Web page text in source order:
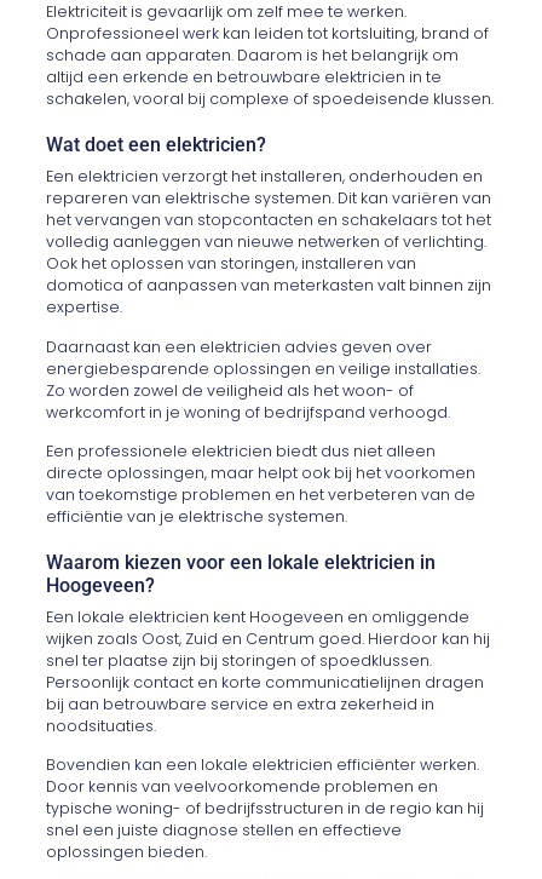
Elektriciteit is gevaarlijk om zelf mee te werken.
Onprofessioneel werk kan leiden tot kortsluiting, brand of
schade aan apparaten. Daarom is het belangrijk om
altijd een erkende en betrouwbare elektricien in te
schakelen, vooral bij complexe of spoedeisende klussen.
Wat doet een elektricien?
Een elektricien verzorgt het installeren, onderhouden en
repareren van elektrische systemen. Dit kan variëren van
het vervangen van stopcontacten en schakelaars tot het
volledig aanleggen van nieuwe netwerken of verlichting.
Ook het oplossen van storingen, installeren van
domotica of aanpassen van meterkasten valt binnen zijn
expertise.
Daarnaast kan een elektricien advies geven over
energiebesparende oplossingen en veilige installaties.
Zo worden zowel de veiligheid als het woon- of
werkcomfort in je woning of bedrijfspand verhoogd.
Een professionele elektricien biedt dus niet alleen
directe oplossingen, maar helpt ook bij het voorkomen
van toekomstige problemen en het verbeteren van de
efficiëntie van je elektrische systemen.
Waarom kiezen voor een lokale elektricien in
Hoogeveen?
Een lokale elektricien kent Hoogeveen en omliggende
wijken zoals Oost, Zuid en Centrum goed. Hierdoor kan hij
snel ter plaatse zijn bij storingen of spoedklussen.
Persoonlijk contact en korte communicatielijnen dragen
bij aan betrouwbare service en extra zekerheid in
noodsituaties.
Bovendien kan een lokale elektricien efficiënter werken.
Door kennis van veelvoorkomende problemen en
typische woning- of bedrijfsstructuren in de regio kan hij
snel een juiste diagnose stellen en effectieve
oplossingen bieden.